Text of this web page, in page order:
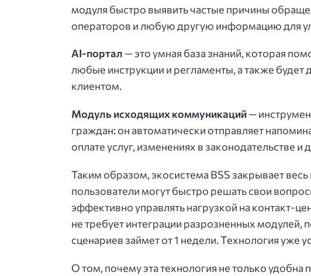
модуля быстро выявить частые причины
операторов и любую другую информацию для
AI-портал — это умная база знаний, которая
любые инструкции и регламенты, а также будет
клиентом.
Модуль исходящих коммуникаций—
граждан: он автоматически отправляет
оплате услуг, изменениях в законодательстве
Таким образом, экосистема BSS закрывает
пользователи могут быстро решать свои
эффективно управлять нагрузкой на контакт-
не требует интеграции разрозненных модулей,
сценариев займет от 1 недели. Технология уже
О том, почему эта технология не только